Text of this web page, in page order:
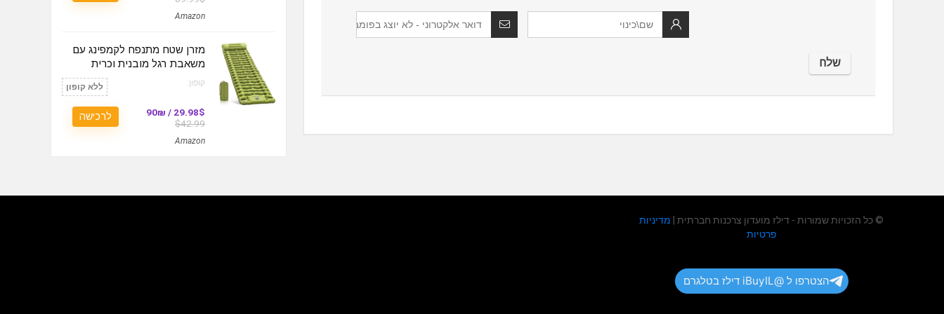
Amazon
מזרן שטח מתנפח לקמפינג עם
משאבת רגל מובנית וכרית
קופון: ללא קופון
29.98$ / 90₪
$42.99
Amazon
לרכישה
© כל הזכויות שמורות - דילז מועדון צרכנות חברתית | מדיניות
פרטיות
הצטרפו ל @iBuyIL דילז בטלגרם